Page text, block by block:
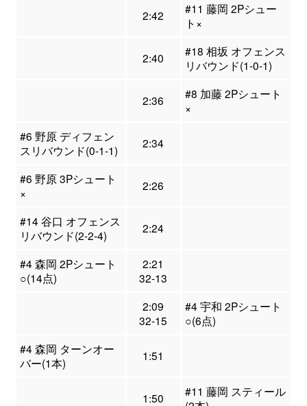
2:42
#11 藤岡 2Pシュー
ト×
2:40
#18 相坂 オフェンス
リバウンド(1-0-1)
2:36
#8 加藤 2Pシュート
×
#6 野原 ディフェン
スリバウンド(0-1-1)
2:34
#6 野原 3Pシュート
×
2:26
#14 谷口 オフェンス
リバウンド(2-2-4)
2:24
#4 森岡 2Pシュート
○(14点)
2:21
32-13
2:09
32-15
#4 宇和 2Pシュート
○(6点)
#4 森岡 ターンオー
バー(1本)
1:51
1:50
#11 藤岡 スティール